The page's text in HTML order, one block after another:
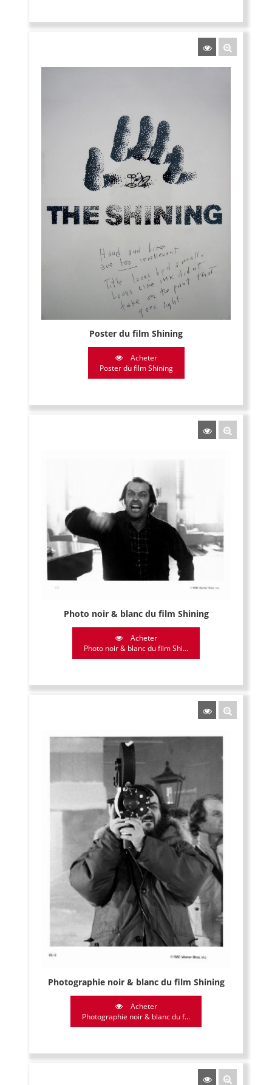
Poster du film Shining
Acheter
Poster du film Shining
Photo noir & blanc du film Shining
Acheter
Photo noir & blanc du film Shi...
Photographie noir & blanc du film Shining
Acheter
Photographie noir & blanc du f...